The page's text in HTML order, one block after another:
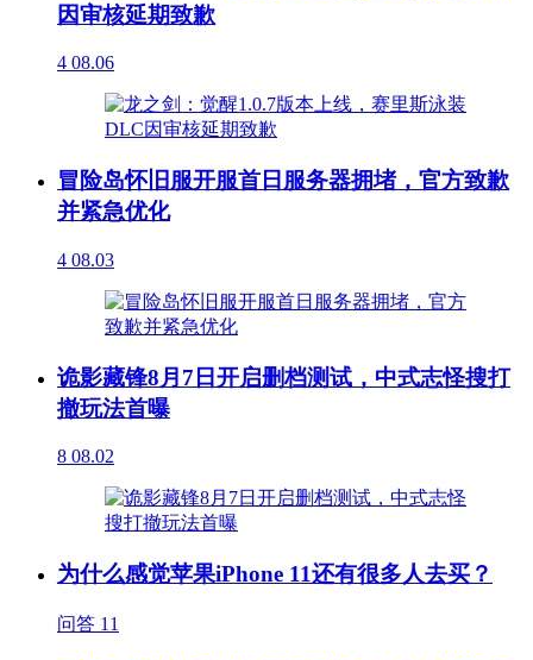
因审核延期致歉
4 08.06
冒险岛怀旧服开服首日服务器拥堵，官方致歉
并紧急优化
4 08.03
诡影藏锋8月7日开启删档测试，中式志怪搜打
撤玩法首曝
8 08.02
为什么感觉苹果iPhone 11还有很多人去买？
问答 11